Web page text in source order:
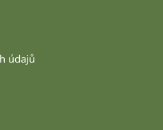
údajů